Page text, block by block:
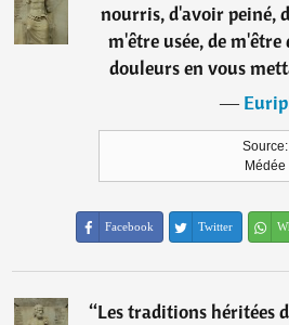
nourris, d'avoir peiné,
m'être usée, de m'être
douleurs en vous
―
Source:
Médée
Facebook Twitter
“Les traditions héritées